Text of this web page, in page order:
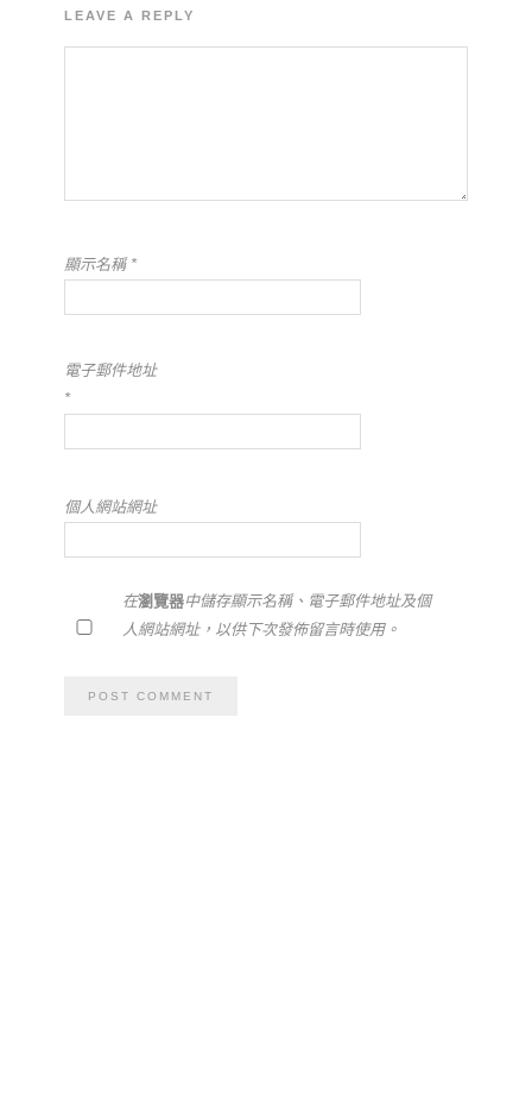
LEAVE A REPLY
顯示名稱 *
電子郵件地址
*
個人網站網址
在瀏覽器中儲存顯示名稱、電子郵件地址及個
人網站網址，以供下次發佈留言時使用。